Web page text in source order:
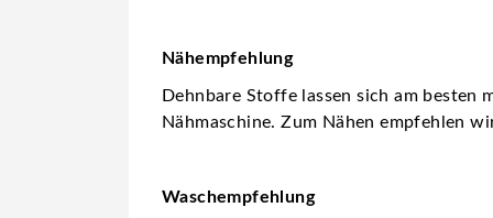
Nähempfehlung
Dehnbare Stoffe lassen sich am
Nähmaschine. Zum Nähen empfehlen
Waschempfehlung